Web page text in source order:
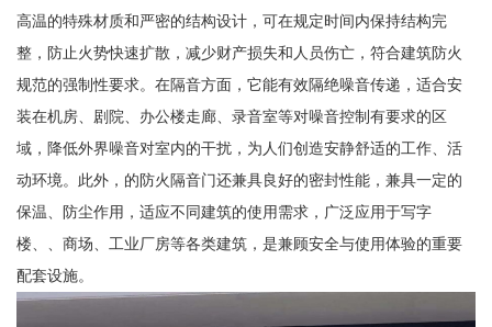
高温的特殊材质和严密的结构设计，可在规定时间内保持结构完
整，防止火势快速扩散，减少财产损失和人员伤亡，符合建筑防火
规范的强制性要求。在隔音方面，它能有效隔绝噪音传递，适合安
装在机房、剧院、办公楼走廊、录音室等对噪音控制有要求的区
域，降低外界噪音对室内的干扰，为人们创造安静舒适的工作、活
动环境。此外，的防火隔音门还兼具良好的密封性能，兼具一定的
保温、防尘作用，适应不同建筑的使用需求，广泛应用于写字
楼、、商场、工业厂房等各类建筑，是兼顾安全与使用体验的重要
配套设施。